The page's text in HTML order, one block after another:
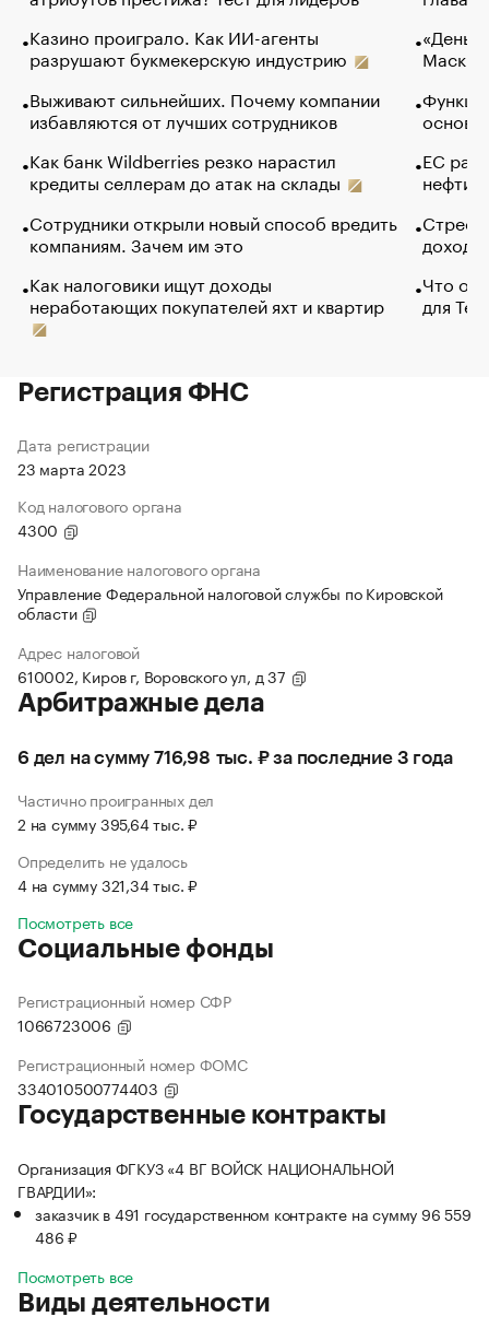
Казино проиграло. Как ИИ-агенты
разрушают букмекерскую индустрию
Выживают сильнейших. Почему компании
избавляются от лучших сотрудников
Как банк Wildberries резко нарастил
кредиты селлерам до атак на склады
Сотрудники открыли новый способ вредить
компаниям. Зачем им это
Как налоговики ищут доходы
неработающих покупателей яхт и квартир
Маск в
основ
ЕС
нефти
Что
для
Регистрация ФНС
Дата регистрации
23 марта 2023
Код налогового органа
4300
Наименование налогового органа
Управление Федеральной налоговой службы по Кировской
области
Адрес налоговой
610002, Киров г, Воровского ул, д 37
Арбитражные дела
6 дел на сумму 716,98 тыс. ₽ за последние 3 года
Частично проигранных дел
2 на сумму 395,64 тыс. ₽
Определить не удалось
4 на сумму 321,34 тыс. ₽
Посмотреть все
Социальные фонды
Регистрационный номер СФР
1066723006
Регистрационный номер ФОМС
334010500774403
Государственные контракты
Организация ФГКУЗ «4 ВГ ВОЙСК НАЦИОНАЛЬНОЙ
ГВАРДИИ»:
заказчик в 491 государственном контракте на сумму 96 559
486 ₽
Посмотреть все
Виды деятельности